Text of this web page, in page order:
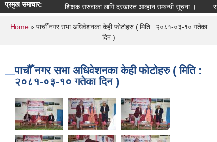
प्रमुख समाचार: शिक्षक सरुवाका लागि दरखास्त आव्हान सम्बन्धी सूचना ।
You are here
Home» पाचौँ नगर सभा अधिवेशनका केही फोटोहरु ( मिति : २०८१-०३-१० गतेका
दिन )
पाचौँ नगर सभा अधिवेशनका केही फोटोहरु ( मिति :
२०८१-०३-१० गतेका दिन )